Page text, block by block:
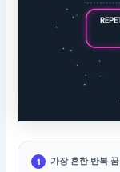
1 가장 흔한 반복 꿈